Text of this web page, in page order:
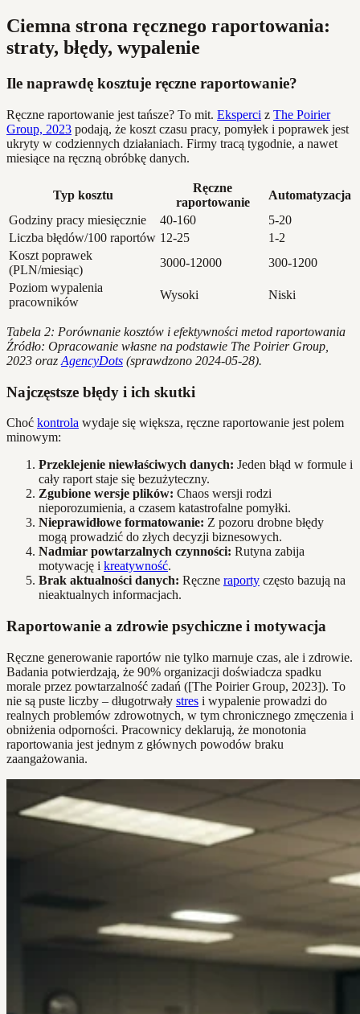
Ciemna strona ręcznego raportowania:
straty, błędy, wypalenie
Ile naprawdę kosztuje ręczne raportowanie?
Ręczne raportowanie jest tańsze? To mit. Eksperci z The Poirier
Group, 2023 podają, że koszt czasu pracy, pomyłek i poprawek jest
ukryty w codziennych działaniach. Firmy tracą tygodnie, a nawet
miesiące na ręczną obróbkę danych.
Typ kosztu
Ręczne
raportowanie
Automatyzacja
Godziny pracy miesięcznie
40-160
5-20
Liczba błędów/100 raportów 12-25
1-2
Koszt poprawek
(PLN/miesiąc)
3000-12000
300-1200
Poziom wypalenia
pracowników
Wysoki Niski
Tabela 2: Porównanie kosztów i efektywności metod raportowania
Źródło: Opracowanie własne na podstawie The Poirier Group,
2023 oraz AgencyDots (sprawdzono 2024-05-28).
Najczęstsze błędy i ich skutki
Choć kontrola wydaje się większa, ręczne raportowanie jest polem
minowym:
Przeklejenie niewłaściwych danych: Jeden błąd w formule i
cały raport staje się bezużyteczny.
Zgubione wersje plików: Chaos wersji rodzi
nieporozumienia, a czasem katastrofalne pomyłki.
Nieprawidłowe formatowanie: Z pozoru drobne błędy
mogą prowadzić do złych decyzji biznesowych.
Nadmiar powtarzalnych czynności: Rutyna zabija
motywację i kreatywność.
Brak aktualności danych: Ręczne raporty często bazują na
nieaktualnych informacjach.
Raportowanie a zdrowie psychiczne i motywacja
Ręczne generowanie raportów nie tylko marnuje czas, ale i zdrowie.
Badania potwierdzają, że 90% organizacji doświadcza spadku
morale przez powtarzalność zadań ([The Poirier Group, 2023]). To
nie są puste liczby – długotrwały stres i wypalenie prowadzi do
realnych problemów zdrowotnych, w tym chronicznego zmęczenia i
obniżenia odporności. Pracownicy deklarują, że monotonia
raportowania jest jednym z głównych powodów braku
zaangażowania.